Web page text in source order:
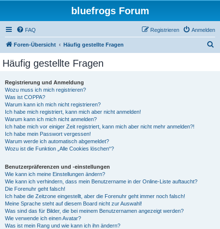
bluefrogs Forum
FAQ Anmelden
Registrieren
Foren-Übersicht Häufig gestellte Fragen
Häufig gestellte Fragen
Registrierung und Anmeldung
Wozu muss ich mich registrieren?
Was ist COPPA?
Warum kann ich mich nicht registrieren?
Ich habe mich registriert, kann mich aber nicht anmelden!
Warum kann ich mich nicht anmelden?
Ich habe mich vor einiger Zeit registriert, kann mich aber nicht mehr anmelden?!
Ich habe mein Passwort vergessen!
Warum werde ich automatisch abgemeldet?
Wozu ist die Funktion „Alle Cookies löschen“?
Benutzerpräferenzen und -einstellungen
Wie kann ich meine Einstellungen ändern?
Wie kann ich verhindern, dass mein Benutzername in der Online-Liste auftaucht?
Die Forenuhr geht falsch!
Ich habe die Zeitzone eingestellt, aber die Forenuhr geht immer noch falsch!
Meine Sprache steht auf diesem Board nicht zur Auswahl!
Was sind das für Bilder, die bei meinem Benutzernamen angezeigt werden?
Wie verwende ich einen Avatar?
Was ist mein Rang und wie kann ich ihn ändern?